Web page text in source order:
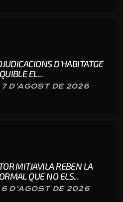
D’HABITATGE
EL...
7 D'AGOST DE 2026
MITJAVILA REBEN LA
QUE NO ELS...
6 D'AGOST DE 2026